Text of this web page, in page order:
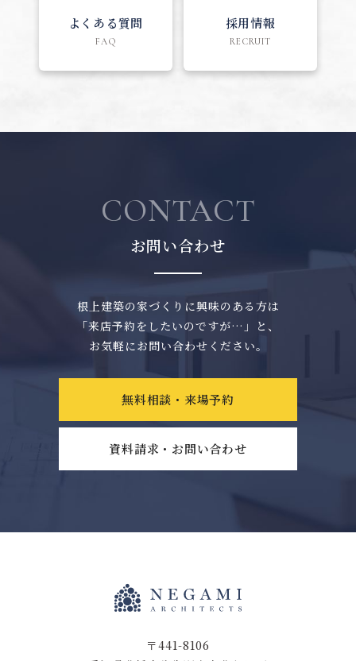
よくある質問
FAQ
採用情報
RECRUIT
CONTACT
お問い合わせ
根上建築の家づくりに興味のある方は
「来店予約をしたいのですが…」と、
お気軽にお問い合わせください。
無料相談・来場予約
資料請求・お問い合わせ
〒441-8106